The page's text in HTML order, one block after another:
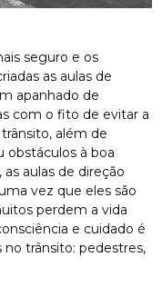
seguro e os
as aulas de
apanhado de
com o fito de evitar a
além de
obstáculos à boa
aulas de direção
vez que eles são
perdem a vida
e cuidado é
trânsito: pedestres,